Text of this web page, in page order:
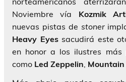
Noviembre vía Kozmik
nuevas pistas de stoner
Heavy Eyessacudirá este
en honor a los ilustres más
como Led Zeppelin Mountain